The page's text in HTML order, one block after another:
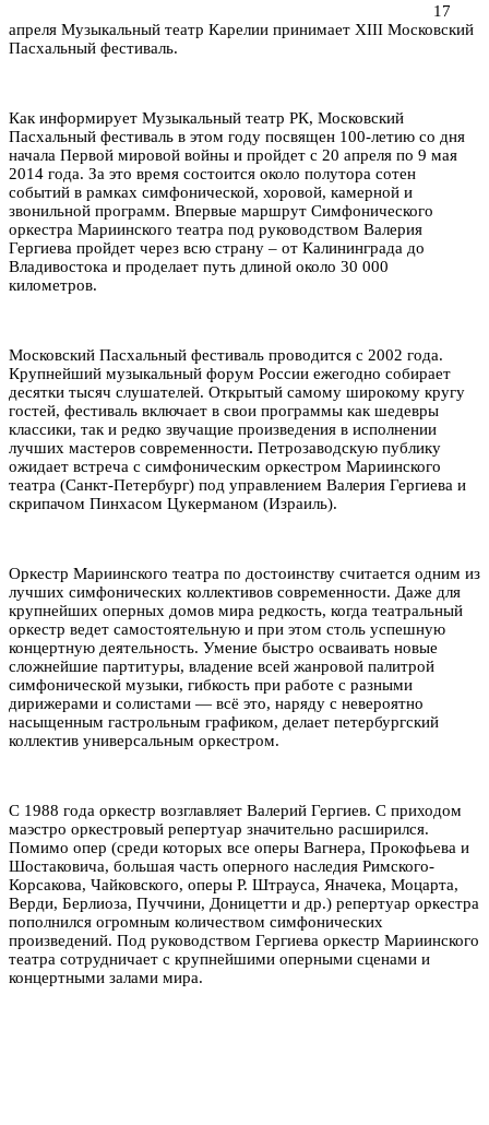
17
апреля Музыкальный театр Карелии принимает XIII Московский
Пасхальный фестиваль.
Как информирует Музыкальный театр РК, Московский
Пасхальный фестиваль в этом году посвящен 100-летию со дня
начала Первой мировой войны и пройдет с 20 апреля по 9 мая
2014 года. За это время состоится около полутора сотен
событий в рамках симфонической, хоровой, камерной и
звонильной программ. Впервые маршрут Симфонического
оркестра Мариинского театра под руководством Валерия
Гергиева пройдет через всю страну – от Калининграда до
Владивостока и проделает путь длиной около 30 000
километров.
Московский Пасхальный фестиваль проводится с 2002 года.
Крупнейший музыкальный форум России ежегодно собирает
десятки тысяч слушателей. Открытый самому широкому кругу
гостей, фестиваль включает в свои программы как шедевры
классики, так и редко звучащие произведения в исполнении
лучших мастеров современности. Петрозаводскую публику
ожидает встреча с симфоническим оркестром Мариинского
театра (Санкт-Петербург) под управлением Валерия Гергиева и
скрипачом Пинхасом Цукерманом (Израиль).
Оркестр Мариинского театра по достоинству считается одним из
лучших симфонических коллективов современности. Даже для
крупнейших оперных домов мира редкость, когда театральный
оркестр ведет самостоятельную и при этом столь успешную
концертную деятельность. Умение быстро осваивать новые
сложнейшие партитуры, владение всей жанровой палитрой
симфонической музыки, гибкость при работе с разными
дирижерами и солистами — всё это, наряду с невероятно
насыщенным гастрольным графиком, делает петербургский
коллектив универсальным оркестром.
С 1988 года оркестр возглавляет Валерий Гергиев. С приходом
маэстро оркестровый репертуар значительно расширился.
Помимо опер (среди которых все оперы Вагнера, Прокофьева и
Шостаковича, большая часть оперного наследия Римского-
Корсакова, Чайковского, оперы Р. Штрауса, Яначека, Моцарта,
Верди, Берлиоза, Пуччини, Доницетти и др.) репертуар оркестра
пополнился огромным количеством симфонических
произведений. Под руководством Гергиева оркестр Мариинского
театра сотрудничает с крупнейшими оперными сценами и
концертными залами мира.